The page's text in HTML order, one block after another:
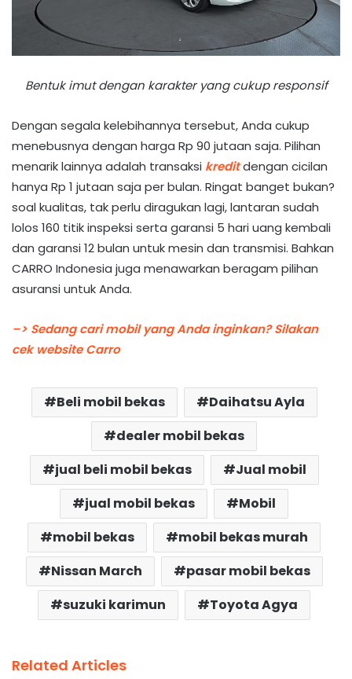
Bentuk imut dengan karakter yang cukup responsif
Dengan segala kelebihannya tersebut, Anda cukup
menebusnya dengan harga Rp 90 jutaan saja. Pilihan
menarik lainnya adalah transaksi kreditdengan cicilan
hanya Rp 1 jutaan saja per bulan. Ringat banget bukan?
soal kualitas, tak perlu diragukan lagi, lantaran sudah
lolos 160 titik inspeksi serta garansi 5 hari uang kembali
dan garansi 12 bulan untuk mesin dan transmisi. Bahkan
CARRO Indonesia juga menawarkan beragam pilihan
asuransi untuk Anda.
–> Sedang cari mobil yang Anda inginkan? Silakan
cek website Carro
Beli mobil bekas
Daihatsu Ayla
dealer mobil bekas
jual beli mobil bekas
Jual mobil
jual mobil bekas
Mobil
mobil bekas
mobil bekas murah
Nissan March
pasar mobil bekas
suzuki karimun
Toyota Agya
Related Articles